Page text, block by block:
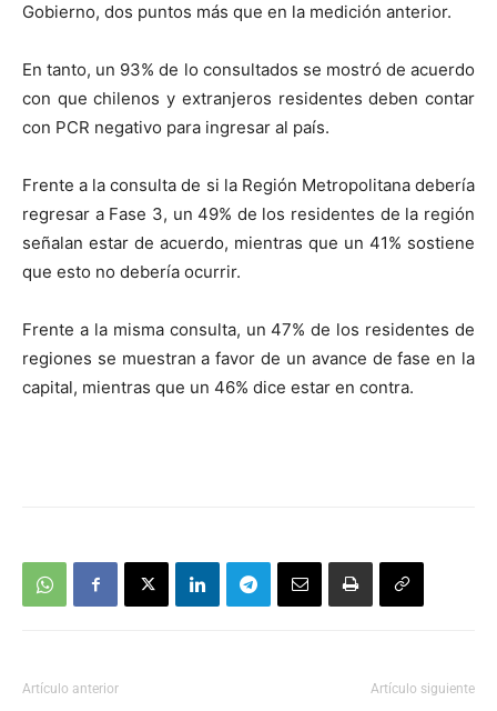
Gobierno, dos puntos más que en la medición anterior.
En tanto, un 93% de lo consultados se mostró de acuerdo
con que chilenos y extranjeros residentes deben contar
con PCR negativo para ingresar al país.
Frente a la consulta de si la Región Metropolitana debería
regresar a Fase 3, un 49% de los residentes de la región
señalan estar de acuerdo, mientras que un 41% sostiene
que esto no debería ocurrir.
Frente a la misma consulta, un 47% de los residentes de
regiones se muestran a favor de un avance de fase en la
capital, mientras que un 46% dice estar en contra.
Artículo anterior Artículo siguiente